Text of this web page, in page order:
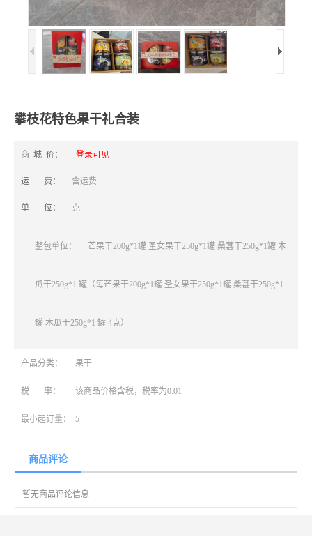
攀枝花特色果干礼合装
商 城 价： 登录可见
运 费： 含运费
单 位： 克
整包单位： 芒果干200g*1罐 圣女果干250g*1罐 桑葚干250g*1罐 木
瓜干250g*1 罐（每芒果干200g*1罐 圣女果干250g*1罐 桑葚干250g*1
罐 木瓜干250g*1 罐 4克）
产品分类： 果干
税 率： 该商品价格含税，税率为0.01
最小起订量： 5
商品评论
暂无商品评论信息